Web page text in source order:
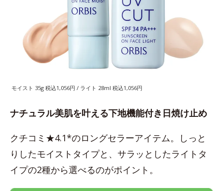
モイスト 35g 税込1,056円 / ライト 28ml 税込1,056円
ナチュラル美肌を叶える下地機能付き日焼け止め
クチコミ★4.1*のロングセラーアイテム。しっと
りしたモイストタイプと、サラッとしたライトタ
イプの2種から選べるのがポイント。